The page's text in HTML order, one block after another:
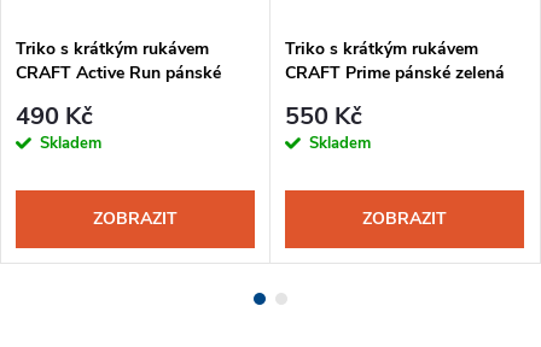
Triko s krátkým rukávem
CRAFT Active Run pánské
490 Kč
Skladem
ZOBRAZIT
Triko s krátkým rukávem
CRAFT Prime pánské zelená
550 Kč
Skladem
ZOBRAZIT